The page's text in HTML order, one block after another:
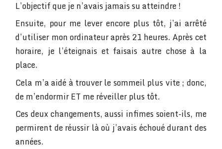
L’objectif que je n’avais jamais su atteindre !
Ensuite, pour me lever encore plus tôt, j’ai arrêté
d’utiliser mon ordinateur après 21 heures. Après cet
horaire, je l’éteignais et faisais autre chose à la
place.
Cela m’a aidé à trouver le sommeil plus vite ; donc,
de m’endormir ET me réveiller plus tôt.
Ces deux changements, aussi infimes soient-ils, me
permirent de réussir là où j’avais échoué durant des
années.